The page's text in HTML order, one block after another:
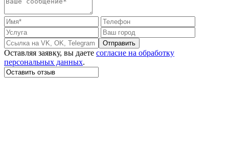
Отправить
Оставляя заявку, вы даете согласие на обработку
персональных данных.